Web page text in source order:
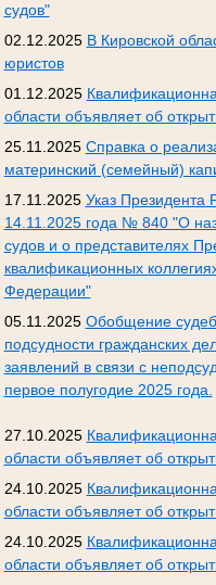
судов"
02.12.2025 В Кировской
юристов
01.12.2025
области объявляет об
25.11.2025 Справка о
материнский (семейный)
17.11.2025 Указ Президента
14.11.2025 года № 840 "О
судов и о представителях
квалификационных
Федерации"
05.11.2025 Обобщение
подсудности гражданских
заявлений в связи с
первое полугодие 2025 года.
27.10.2025
области объявляет об
24.10.2025
области объявляет об
24.10.2025
области объявляет об